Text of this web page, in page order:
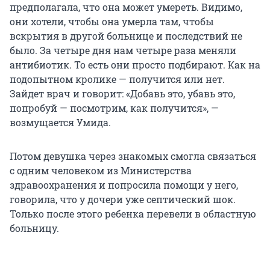
предполагала, что она может умереть. Видимо,
они хотели, чтобы она умерла там, чтобы
вскрытия в другой больнице и последствий не
было. За четыре дня нам четыре раза меняли
антибиотик. То есть они просто подбирают. Как на
подопытном кролике — получится или нет.
Зайдет врач и говорит: «Добавь это, убавь это,
попробуй — посмотрим, как получится», —
возмущается Умида.
Потом девушка через знакомых смогла связаться
с одним человеком из Министерства
здравоохранения и попросила помощи у него,
говорила, что у дочери уже септический шок.
Только после этого ребенка перевели в областную
больницу.